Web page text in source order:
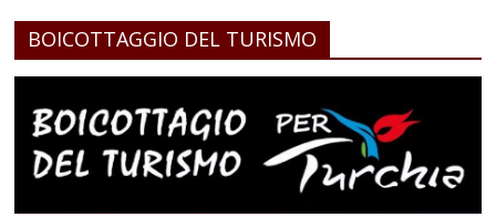
BOICOTTAGGIO DEL TURISMO